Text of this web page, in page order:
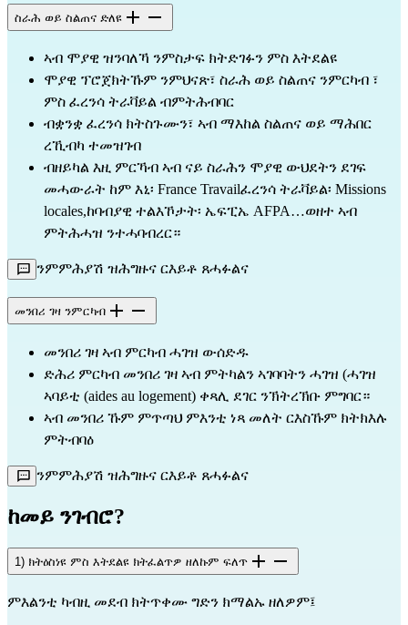
ስራሕ ወይ ስልጠና ድለዩ
ኣብ ሞያዊ ዝንባለኻ ንምስታፍ ክትድገፉን ምስ እትደልዩ
ሞያዊ ፕሮጀክትኹም ንምህናጽ፣ ስራሕ ወይ ስልጠና ንምርካብ ፣
ምስ ፈረንሳ ትራቫይል ብምትሕብባር
ብቋንቋ ፈረንሳ ክትስጉሙን፣ ኣብ ማእከል ስልጠና ወይ ማሕበር
ረኺብካ ተመዝገብ
ብዘይካል እዚ ምርኻብ ኣብ ናይ ስራሕን ሞያዊ ውህደትን ደገፍ
መሓውራት ከም እኒ፡ France Travailፈረንሳ ትራቫይል፡ Missions
locales,ከባብያዊ ተልእኾታት፡ ኤፍፒኤ AFPA…ወዘተ ኣብ
ምትሕሓዝ ንተሓባብረር።
ንምምሕያሽ ዝሕግዙና ርእይቶ ጸሓፉልና
መንበሪ ገዛ ንምርካብ
መንበሪ ገዛ ኣብ ምርካብ ሓገዝ ውሰድዱ
ድሕሪ ምርካብ መንበሪ ገዛ ኣብ ምትካልን ኣገባባትን ሓገዝ (ሓገዝ
ኣባይቲ (aides au logement) ቀጻሊ ደገር ንኽትረኽቡ ምግባር።
ኣብ መንበሪ ኹም ምጥጣህ ምእንቲ ነጻ መለት ርእስኹም ክትክእሉ
ምትብባዕ
ንምምሕያሽ ዝሕግዙና ርእይቶ ጸሓፉልና
ከመይ ንገብሮ?
1) ክትዕስነዩ ምስ እትደልዩ ክትፈልጥዎ ዘለኩም ፍለጥ
ምእልንቲ ካብዚ መደብ ክትጥቀሙ ግድን ክማልኡ ዘለዎም፤